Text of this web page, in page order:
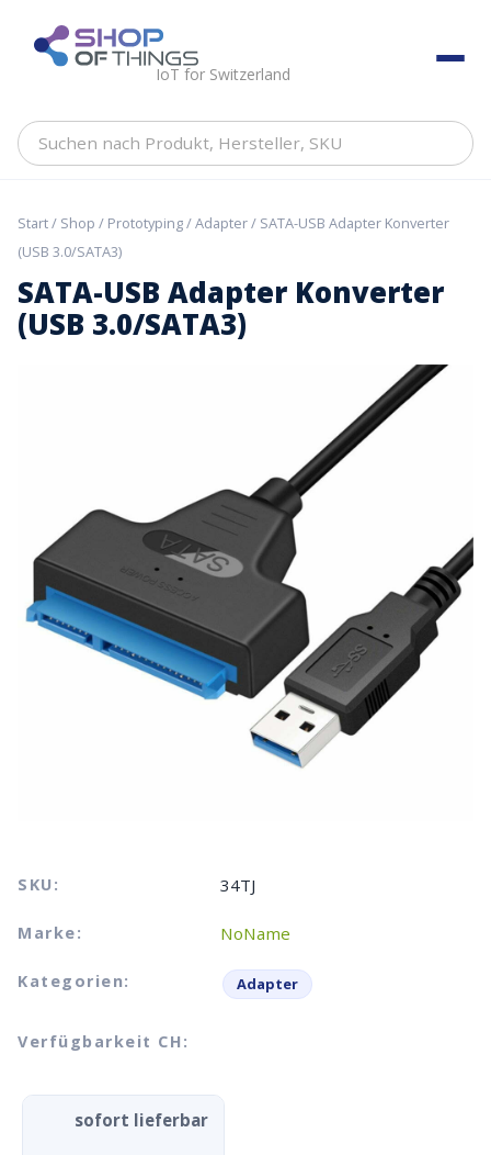
content ShopOfThings
IoT for Switzerland
Suchen
Hersteller,
Start/ Shop / Prototyping/Adapter/ SATA-USB Adapter Konverter
(USB 3.0/SATA3)
SATA-USB Adapter Konverter
(USB 3.0/SATA3)
SKU: 34TJ
Marke: NoName
Kategorien: Adapter
Verfügbarkeit CH:
sofort lieferbar